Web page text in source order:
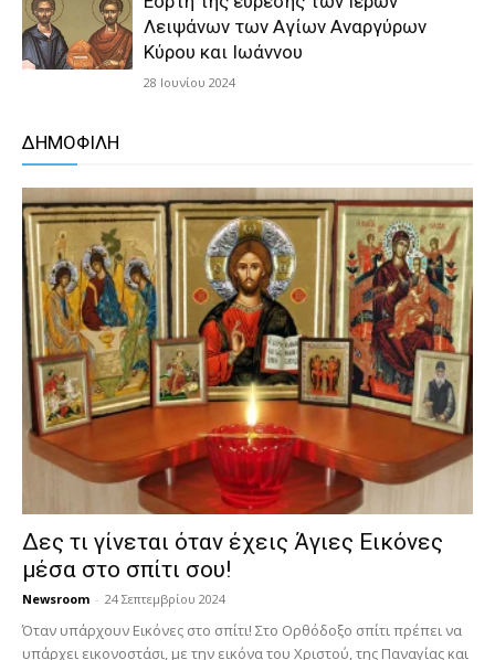
Λειψάνων των Αγίων Αναργύρων
Κύρου και Ιωάννου
28 Ιουνίου 2024
ΔΗΜΟΦΙΛΗ
Δες τι γίνεται όταν έχεις Άγιες Εικόνες
μέσα στο σπίτι σου!
Newsroom - 24 Σεπτεμβρίου 2024
Όταν υπάρχουν Εικόνες στο σπίτι! Στο Ορθόδοξο σπίτι πρέπει να
υπάρχει εικονοστάσι, με την εικόνα του Χριστού, της Παν­αγίας και